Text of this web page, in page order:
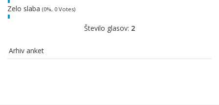
Zelo slaba (0%, 0 Votes)
Število glasov: 2
Arhiv anket